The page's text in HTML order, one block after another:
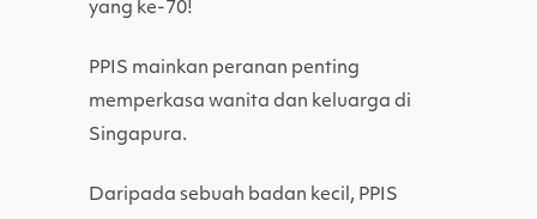
yang ke-70!
PPIS mainkan peranan penting
memperkasa wanita dan keluarga di
Singapura.
Daripada sebuah badan kecil, PPIS